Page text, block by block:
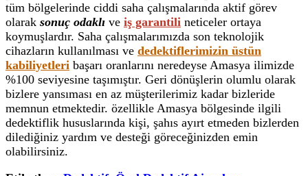
tüm bölgelerinde ciddi saha çalışmalarında aktif görev
olarak sonuç odaklı ve iş garantili neticeler ortaya
koymuşlardır. Saha çalışmalarımızda son teknolojik
cihazların kullanılması ve dedektiflerimizin üstün
kabiliyetleri başarı oranlarını neredeyse Amasya ilimizde
%100 seviyesine taşımıştır. Geri dönüşlerin olumlu olarak
bizlere yansıması en az müşterilerimiz kadar bizleride
memnun etmektedir. özellikle Amasya bölgesinde ilgili
dedektiflik hususlarında kişi, şahıs ayırt etmeden bizlerden
dilediğiniz yardım ve desteği göreceğinizden emin
olabilirsiniz.